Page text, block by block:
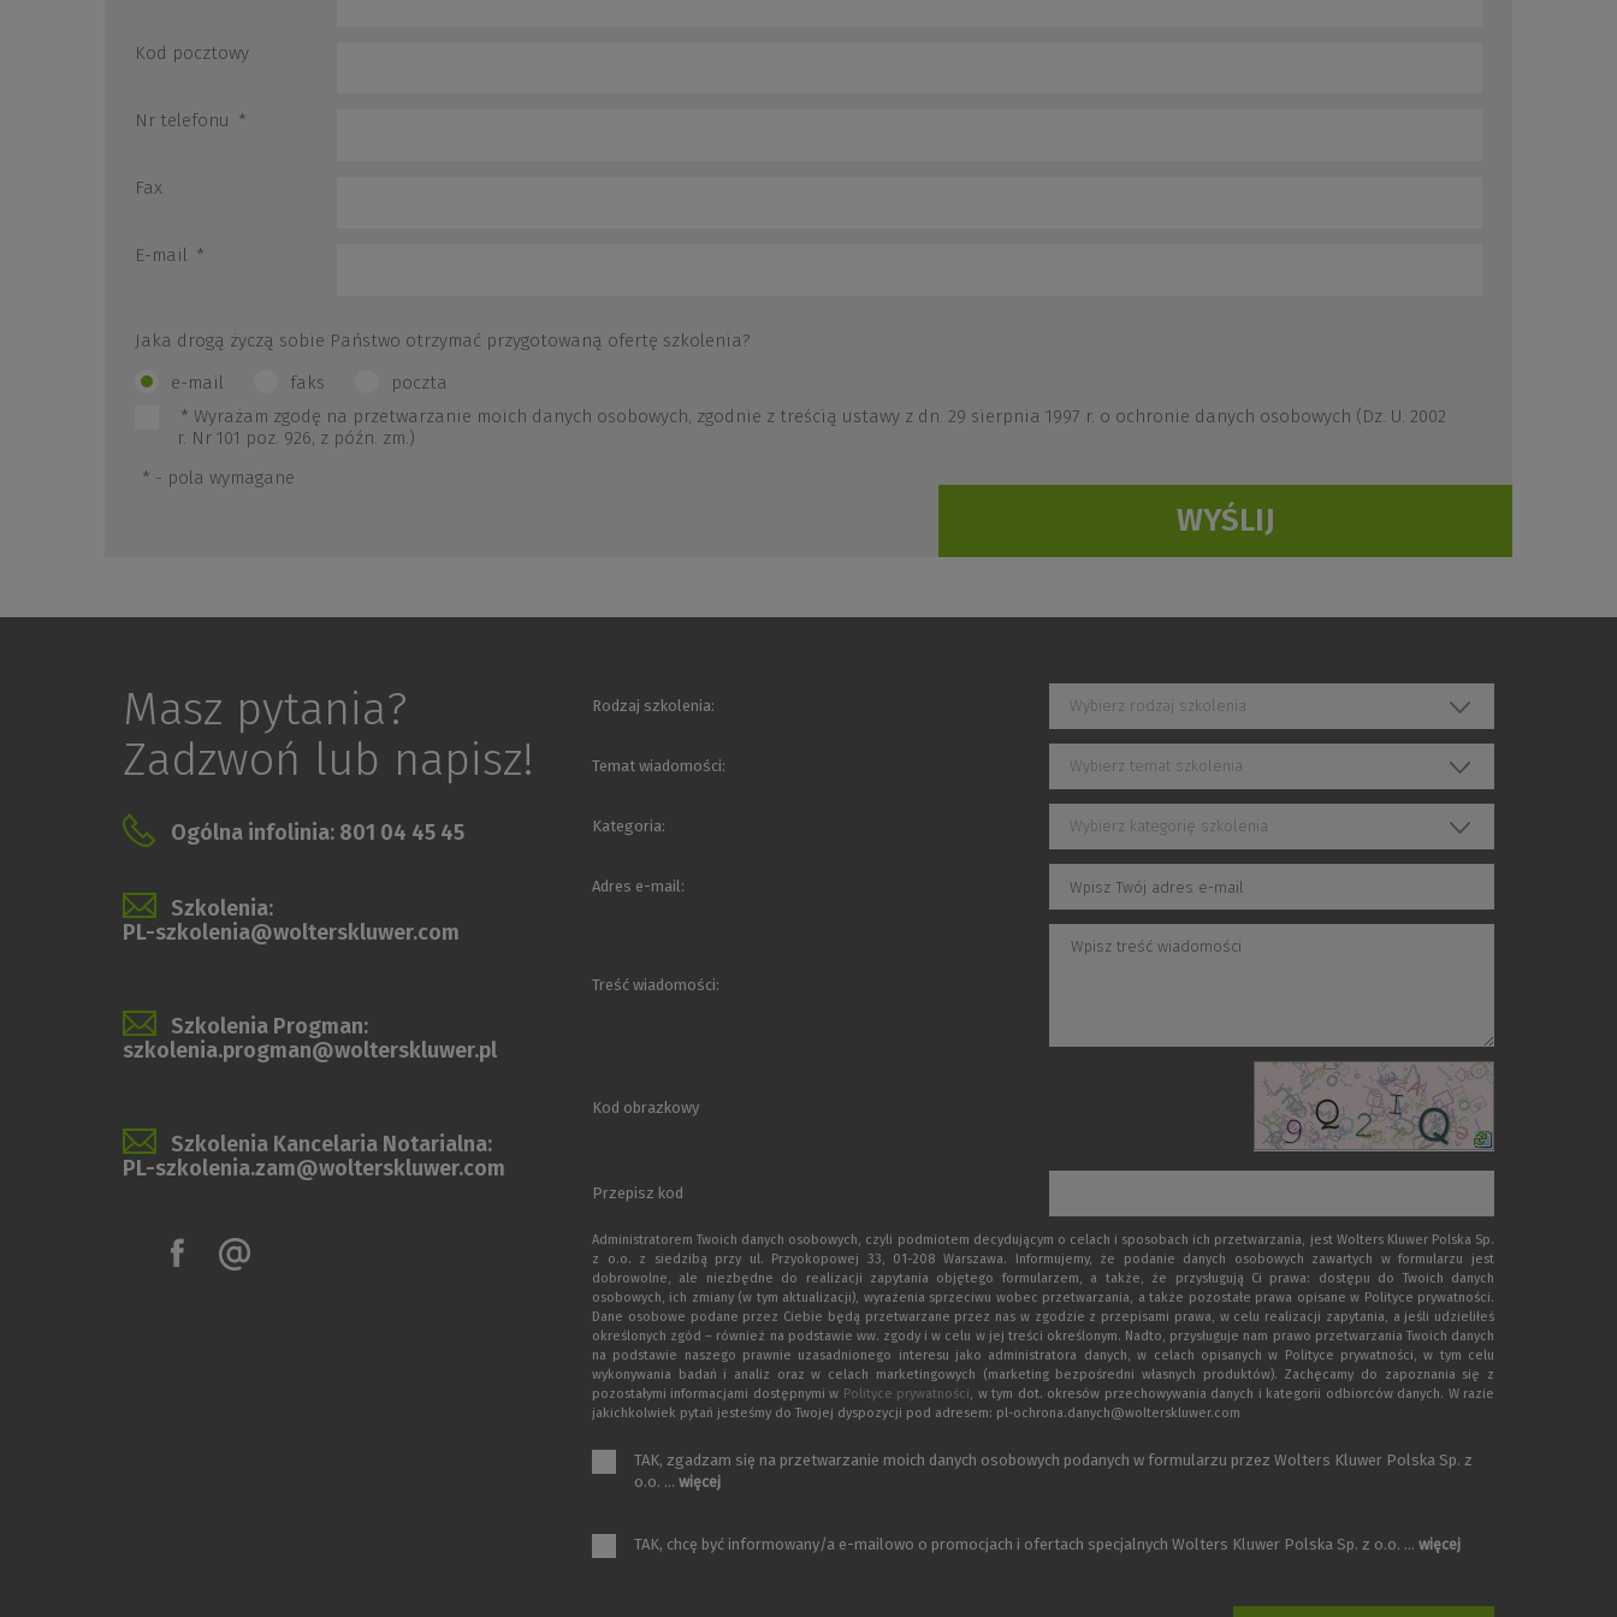
Kod pocztowy
Nr telefonu *
Fax
E-mail *
Jaka drogą życzą sobie Państwo otrzymać przygotowaną ofertę szkolenia?
e-mail
faks
poczta
* Wyrażam zgodę na przetwarzanie moich danych osobowych, zgodnie z treścią ustawy z dn. 29 sierpnia 1997 r. o ochronie danych osobowych (Dz. U. 2002
r. Nr 101 poz. 926, z późn. zm.)
* - pola wymagane
Masz pytania?
Zadzwoń lub napisz!
Ogólna infolinia: 801 04 45 45
Szkolenia:
PL-szkolenia@wolterskluwer.com
Szkolenia Progman:
szkolenia.progman@wolterskluwer.pl
Szkolenia Kancelaria Notarialna:
PL-szkolenia.zam@wolterskluwer.com
Rodzaj szkolenia: Wybierz rodzaj szkolenia
Temat wiadomości: Wybierz temat szkolenia
Kategoria: Wybierz kategorię szkolenia
Adres e-mail:
Treść wiadomości:
Kod obrazkowy
Przepisz kod
Administratorem Twoich danych osobowych, czyli podmiotem decydującym o celach i sposobach ich przetwarzania, jest Wolters Kluwer Polska Sp.
z o.o. z siedzibą przy ul. Przyokopowej 33, 01-208 Warszawa. Informujemy, że podanie danych osobowych zawartych w formularzu jest
dobrowolne, ale niezbędne do realizacji zapytania objętego formularzem, a także, że przysługują Ci prawa: dostępu do Twoich danych
osobowych, ich zmiany (w tym aktualizacji), wyrażenia sprzeciwu wobec przetwarzania, a także pozostałe prawa opisane w Polityce prywatności.
Dane osobowe podane przez Ciebie będą przetwarzane przez nas w zgodzie z przepisami prawa, w celu realizacji zapytania, a jeśli udzieliłeś
określonych zgód – również na podstawie ww. zgody i w celu w jej treści określonym. Nadto, przysługuje nam prawo przetwarzania Twoich danych
na podstawie naszego prawnie uzasadnionego interesu jako administratora danych, w celach opisanych w Polityce prywatności, w tym celu
wykonywania badań i analiz oraz w celach marketingowych (marketing bezpośredni własnych produktów). Zachęcamy do zapoznania się z
pozostałymi informacjami dostępnymi w Polityce prywatności, w tym dot. okresów przechowywania danych i kategorii odbiorców danych. W razie
jakichkolwiek pytań jesteśmy do Twojej dyspozycji pod adresem: pl-ochrona.danych@wolterskluwer.com
TAK, zgadzam się na przetwarzanie moich danych osobowych podanych w formularzu przez Wolters Kluwer Polska Sp. z
o.o. ... więcej
TAK, chcę być informowany/a e-mailowo o promocjach i ofertach specjalnych Wolters Kluwer Polska Sp. z o.o. ... więcej